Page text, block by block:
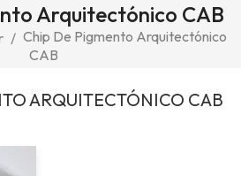
Arquitectónico CAB
/ Chip De Pigmento Arquitectónico
CAB
ARQUITECTÓNICO CAB